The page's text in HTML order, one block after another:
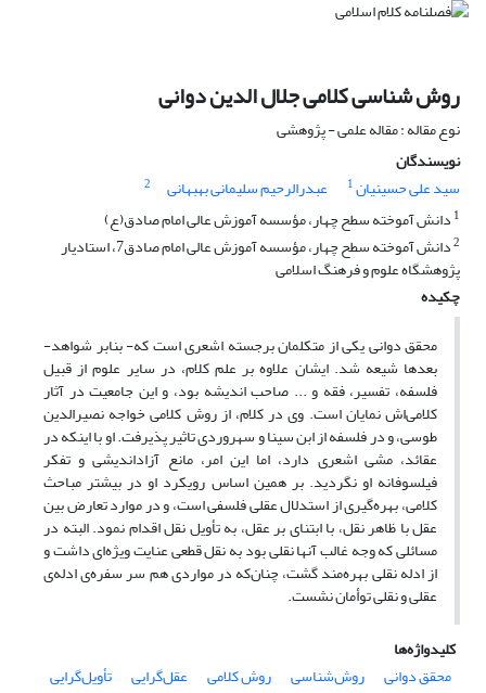
روش شناسی کلامی جلال الدین دوانی
نوع مقاله : مقاله علمی - پژوهشی
نویسندگان
سید علی حسینیان1 عبدرالرحیم سلیمانی بهبهانی
2
1 دانش آموخته سطح چهار، مؤسسه آموزش عالی امام صادق(ع)
2 دانش آموخته سطح چهار، مؤسسه آموزش عالی امام صادق7، استادیار
پژوهشگاه علوم و فرهنگ اسلامی
چکیده
محقق دوانی یکی از متکلمان برجسته اشعری است که- بنابر شواهد-
بعدها شیعه شد. ایشان علاوه بر علم کلام، در سایر علوم از قبیل
فلسفه، تفسیر، فقه و ... صاحب اندیشه بود، و این جامعیت در آثار
کلامی‌اش نمایان است. وی در کلام، از روش کلامی خواجه نصیرالدین
طوسی، و در فلسفه از ابن سینا و سهروردی تاثیر پذیرفت. او با اینکه در
عقائد، مشی اشعری دارد، اما این امر، مانع آزاداندیشی و تفکر
فیلسوفانه‌ او نگردید. بر همین اساس رویکرد او در بیشتر مباحث
کلامی، بهره‌گیری از استدلال عقلی فلسفی است، و در موارد تعارض بین
عقل با ظاهر نقل، با ابتنای بر عقل، به تأویل نقل اقدام نمود. البته در
مسائلی که وجه غالب آنها نقلی بود به نقل قطعی عنایت ویژه‌ای داشت و
از ادله نقلی بهره‌مند گشت، چنان‌که در مواردی هم سر سفره‌ی ادله‌ی
عقلی و نقلی توأمان نشست.
کلیدواژه‌ها
محقق دوانی
روش‌شناسی روش کلامی عقل‌گرایی تأویل‌گرایی